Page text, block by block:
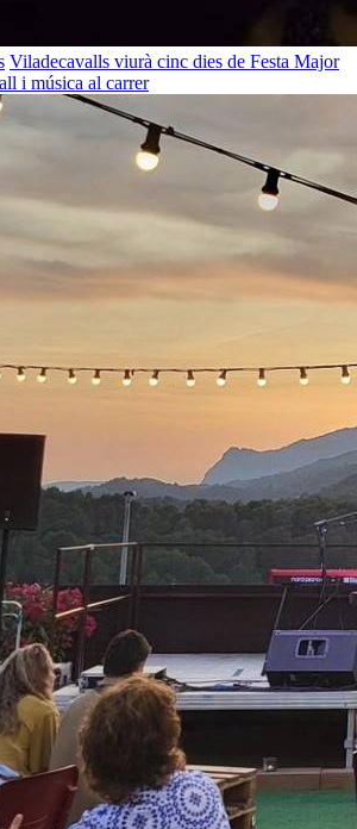
Viladecavalls viurà cinc dies de Festa Major
i música al carrer